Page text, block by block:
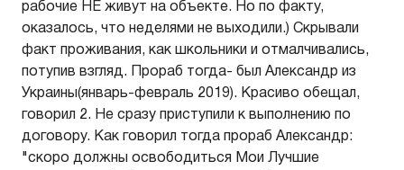
рабочие НЕ живут на объекте. Но по факту,
оказалось, что неделями не выходили.) Скрывали
факт проживания, как школьники и отмалчивались,
потупив взгляд. Прораб тогда- был Александр из
Украины(январь-февраль 2019). Красиво обещал,
говорил 2. Не сразу приступили к выполнению по
договору. Как говорил тогда прораб Александр:
"скоро должны освободиться Мои Лучшие